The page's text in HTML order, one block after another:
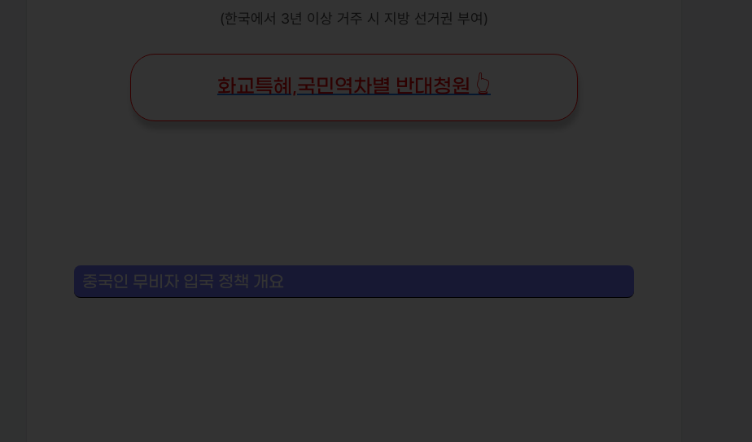
(한국에서 3년 이상 거주 시 지방 선거권 부여)
화교특혜,국민역차별 반대청원 👆
중국인 무비자 입국 정책 개요